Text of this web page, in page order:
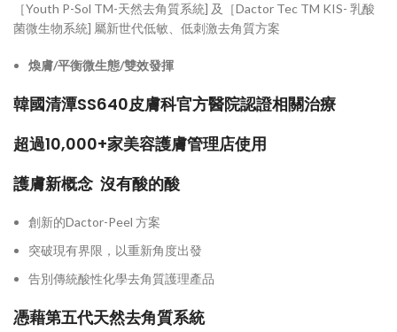
［Youth P-Sol TM-天然去角質系統] 及［Dactor Tec TM KIS- 乳酸
菌微生物系統] 屬新世代低敏、低刺激去角質方案
煥膚/平衡微生態/雙效發揮
韓國清潭SS640皮膚科官方醫院認證相關治療
超過10,000+家美容護膚管理店使用
護膚新概念 沒有酸的酸
創新的Dactor-Peel 方案
突破現有界限，以重新角度出發
告別傳統酸性化學去角質護理產品
憑藉第五代天然去角質系統